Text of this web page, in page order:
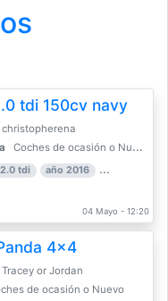
tdi 150cv navy
christopherena
Coches de ocasión o Nuevo
tdi año 2016 80.000 km
04 Mayo - 12:20
4x4
Tracey or Jordan
de ocasión o Nuevo